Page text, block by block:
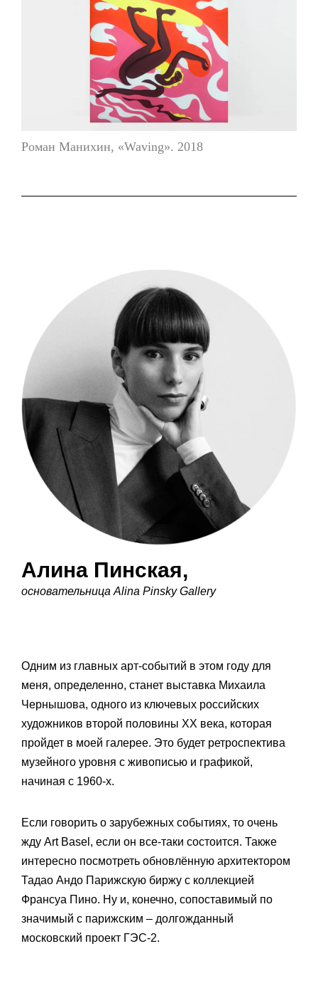
Роман Манихин, «Waving». 2018
Алина Пинская,
основательница Alina Pinsky Gallery
Одним из главных арт-событий в этом году для
меня, определенно, станет выставка Михаила
Чернышова, одного из ключевых российских
художников второй половины ХХ века, которая
пройдет в моей галерее. Это будет ретроспектива
музейного уровня с живописью и графикой,
начиная с 1960-х.
Если говорить о зарубежных событиях, то очень
жду Art Basel, если он все-таки состоится. Также
интересно посмотреть обновлённую архитектором
Тадао Андо Парижскую биржу с коллекцией
Франсуа Пино. Ну и, конечно, сопоставимый по
значимый с парижским – долгожданный
московский проект ГЭС-2.